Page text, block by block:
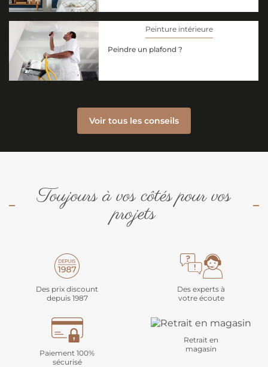
Peinture intérieure
Peindre un plafond ?
Voir tous les conseils
Toujours à vos côtés pour vos
projets
Des prix discount
depuis 1987
Des experts à
votre écoute
Paiement 100%
sécurisé
Retrait en
magasin